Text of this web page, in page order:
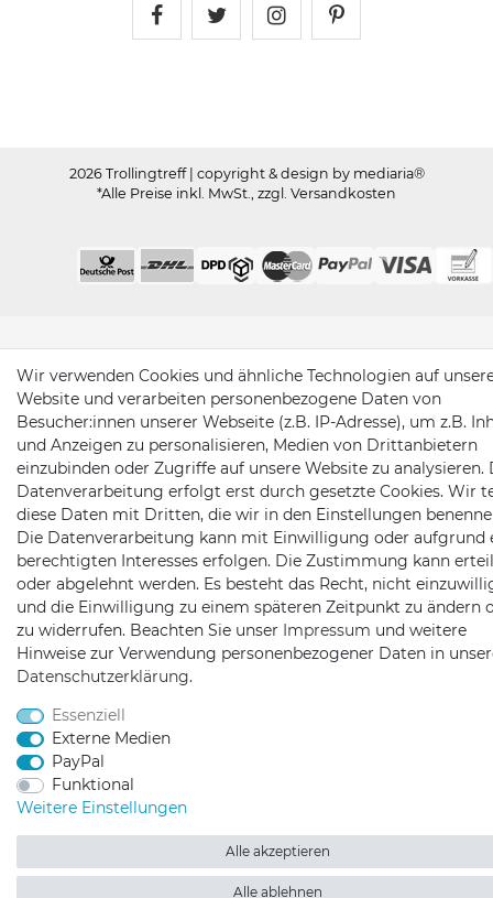
2026 Trollingtreff | copyright & design by mediaria®
*Alle Preise inkl. MwSt., zzgl. Versandkosten
Wir verwenden Cookies und ähnliche Technologien auf
Website und verarbeiten personenbezogene Daten von
Besucher:innen unserer Webseite (z.B. IP-Adresse), um z.B.
und Anzeigen zu personalisieren, Medien von Drittanbietern
einzubinden oder Zugriffe auf unsere Website zu analysieren.
Datenverarbeitung erfolgt erst durch gesetzte Cookies. Wir
diese Daten mit Dritten, die wir in den Einstellungen
Die Datenverarbeitung kann mit Einwilligung oder aufgrund
berechtigten Interesses erfolgen. Die Zustimmung kann
oder abgelehnt werden. Es besteht das Recht, nicht
und die Einwilligung zu einem späteren Zeitpunkt zu ändern
zu widerrufen. Beachten Sie unser Impressum und weitere
Hinweise zur Verwendung personenbezogener Daten in
Daten­schutz­erklärung.
Essenziell
Externe Medien
PayPal
Funktional
Weitere Einstellungen
Alle akzeptieren
Alle ablehnen